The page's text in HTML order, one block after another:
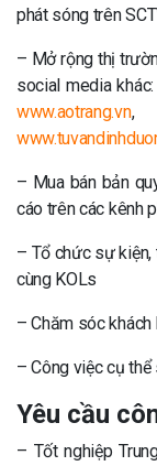
phát sóng trên
– Mở rộng thị
social media
www.aotrang.vn,
– Mua bán bản
cáo trên các kênh
– Tổ chức sự
cùng KOLs
– Chăm sóc khách
– Công việc cụ
Yêu cầu
– Tốt nghiệp